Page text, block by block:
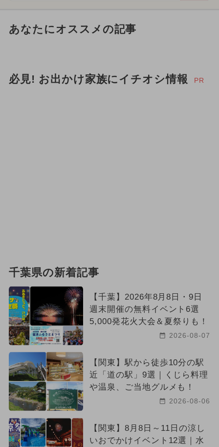
あなたにオススメの記事
必見! お出かけ家族にイチオシ情報 PR
千葉県の新着記事
【千葉】2026年8月8日・9日
週末開催の無料イベント6選
5,000発花火大会＆夏祭りも！
2026-08-07
【関東】駅から徒歩10分の駅
近「道の駅」9選｜くじら料理
や温泉、ご当地グルメも！
2026-08-06
【関東】8月8日～11日の涼し
いおでかけイベント12選｜水